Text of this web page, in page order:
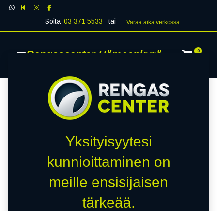
Soita 03 371 5533 tai Varaa aika verk​​​​ossa
Rengascenter Hämeenkyrö 0
Yksityisyytesi
kunnioittaminen on
meille ensisijaisen
tärkeää.